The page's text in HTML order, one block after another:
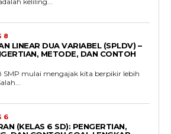
8
LINEAR DUA VARIABEL (SPLDV) –
METODE, DAN CONTOH
SMP mulai mengajak kita berpikir lebih
6
(KELAS 6 SD): PENGERTIAN,